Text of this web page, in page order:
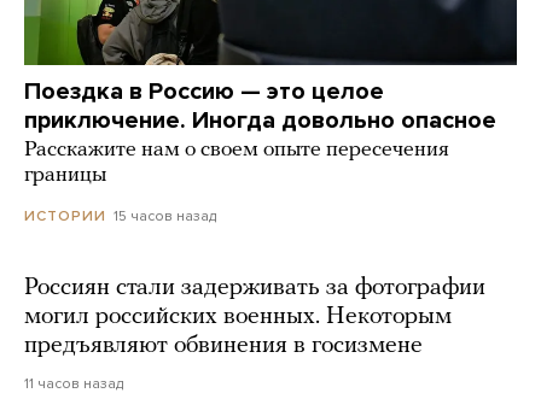
Поездка в Россию — это целое
приключение. Иногда довольно опасное
Расскажите нам о своем опыте пересечения
границы
ИСТОРИИ 15 часов назад
Россиян стали задерживать за фотографии
могил российских военных. Некоторым
предъявляют обвинения в госизмене
11 часов назад